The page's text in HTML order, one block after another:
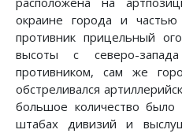
окраине города и
противник прицельный
высоты с северо-
противником, сам же
обстреливался
большое количество
штабах дивизий и